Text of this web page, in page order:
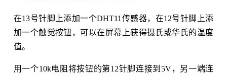
在13号针脚上添加一个DHT11传感器，在12号针脚上添
加一个触觉按钮，可以在屏幕上获得摄氏或华氏的温度
值。
用一个10k电阻将按钮的第12针脚连接到5V，另一端连